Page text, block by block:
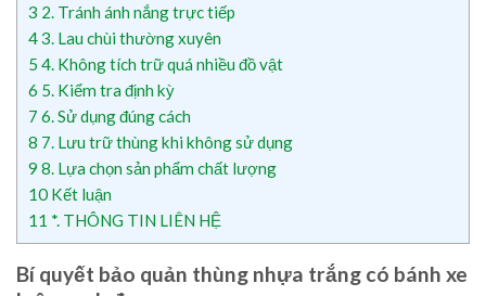
3 2. Tránh ánh nắng trực tiếp
43. Lau chùi thường xuyên
5 4. Không tích trữ quá nhiều đồ vật
6 5. Kiểm tra định kỳ
7 6. Sử dụng đúng cách
8 7. Lưu trữ thùng khi không sử dụng
9 8. Lựa chọn sản phẩm chất lượng
10 Kết luận
11 *. THÔNG TIN LIÊN HỆ
Bí quyết bảo quản thùng nhựa trắng có bánh xe